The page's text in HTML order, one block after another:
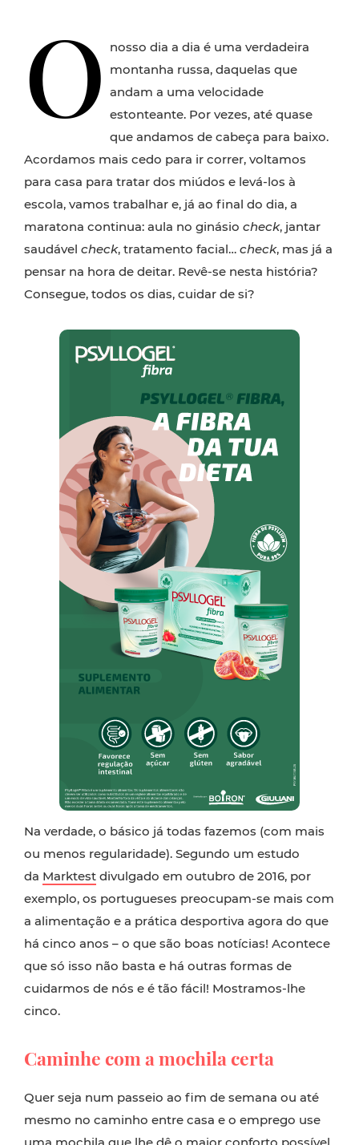
O
nosso dia a dia é uma verdadeira
montanha russa, daquelas que
andam a uma velocidade
estonteante. Por vezes, até quase
que andamos de cabeça para baixo.
Acordamos mais cedo para ir correr, voltamos
para casa para tratar dos miúdos e levá-los à
escola, vamos trabalhar e, já ao final do dia, a
maratona continua: aula no ginásio check, jantar
saudável check, tratamento facial… check, mas já a
pensar na hora de deitar. Revê-se nesta história?
Consegue, todos os dias, cuidar de si?
Na verdade, o básico já todas fazemos (com mais
ou menos regularidade). Segundo um estudo
da Marktest divulgado em outubro de 2016, por
exemplo, os portugueses preocupam-se mais com
a alimentação e a prática desportiva agora do que
há cinco anos – o que são boas notícias! Acontece
que só isso não basta e há outras formas de
cuidarmos de nós e é tão fácil! Mostramos-lhe
cinco.
Caminhe com a mochila certa
Quer seja num passeio ao fim de semana ou até
mesmo no caminho entre casa e o emprego use